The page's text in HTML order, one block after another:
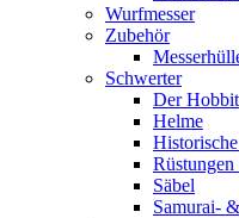
Wurfmesser
Zubehör
Schwerter
Der Hobbit
Helme
Säbel
Samurai-